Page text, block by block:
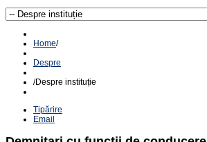
Home/
Despre
/Despre instituție
Tipărire
Email